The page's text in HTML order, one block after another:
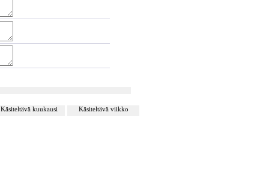
Käsiteltävä kuukausi Käsiteltävä viikko